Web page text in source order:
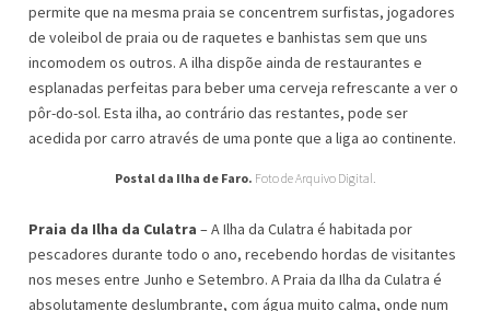
permite que na mesma praia se concentrem surfistas, jogadores
de voleibol de praia ou de raquetes e banhistas sem que uns
incomodem os outros. A ilha dispõe ainda de restaurantes e
esplanadas perfeitas para beber uma cerveja refrescante a ver o
pôr-do-sol. Esta ilha, ao contrário das restantes, pode ser
acedida por carro através de uma ponte que a liga ao continente.
Postal da Ilha de Faro. Foto de Arquivo Digital.
Praia da Ilha da Culatra – A Ilha da Culatra é habitada por
pescadores durante todo o ano, recebendo hordas de visitantes
nos meses entre Junho e Setembro. A Praia da Ilha da Culatra é
absolutamente deslumbrante, com água muito calma, onde num